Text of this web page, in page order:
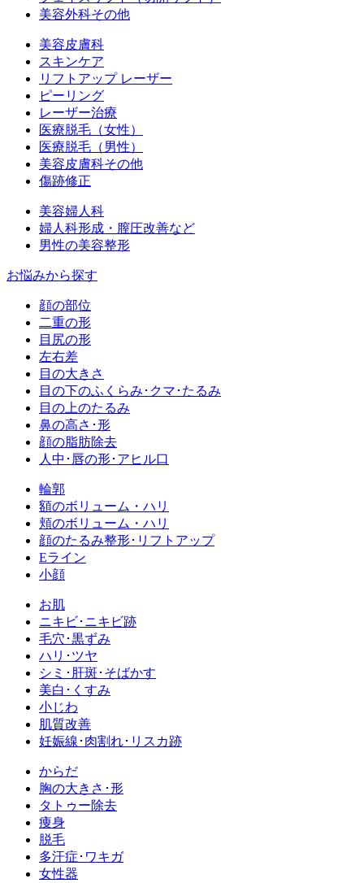
美容外科その他
美容皮膚科
スキンケア
リフトアップ レーザー
ピーリング
レーザー治療
医療脱毛（女性）
医療脱毛（男性）
美容皮膚科その他
傷跡修正
美容婦人科
婦人科形成・膣圧改善など
男性の美容整形
お悩みから探す
顔の部位
二重の形
目尻の形
左右差
目の大きさ
目の下のふくらみ･クマ･たるみ
目の上のたるみ
鼻の高さ･形
顔の脂肪除去
人中･唇の形･アヒル口
輪郭
額のボリューム・ハリ
頬のボリューム・ハリ
顔のたるみ整形･リフトアップ
Eライン
小顔
お肌
ニキビ･ニキビ跡
毛穴･黒ずみ
ハリ･ツヤ
シミ･肝斑･そばかす
美白･くすみ
小じわ
肌質改善
妊娠線･肉割れ･リスカ跡
からだ
胸の大きさ･形
タトゥー除去
痩身
脱毛
多汗症･ワキガ
女性器